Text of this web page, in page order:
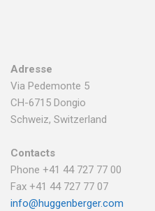
Adresse
Via Pedemonte 5
CH-6715 Dongio
Schweiz, Switzerland
Contacts
Phone +41 44 727 77 00
Fax +41 44 727 77 07
info@huggenberger.com